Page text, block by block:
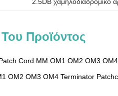
Προϊόντος
Cord MM OM1 OM2 OM3 OM4
OM2 OM3 OM4 Terminator